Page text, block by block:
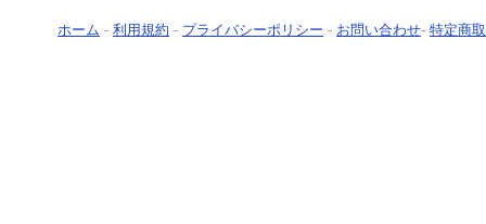
ホーム - 利用規約 - プライバシーポリシー - お問い合わせ- 特定商